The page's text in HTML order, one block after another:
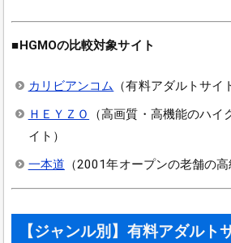
■HGMOの比較対象サイト
カリビアンコム （有料アダルトサイ
ＨＥＹＺＯ
（高画質・高機能のハ
イト）
一本道 （2001年オープンの老舗の高
【ジャンル別】有料アダルト